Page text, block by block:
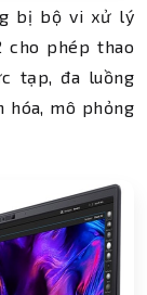
bị bộ vi xử lý
cho phép thao
tạp, đa luồng
hóa, mô phỏng